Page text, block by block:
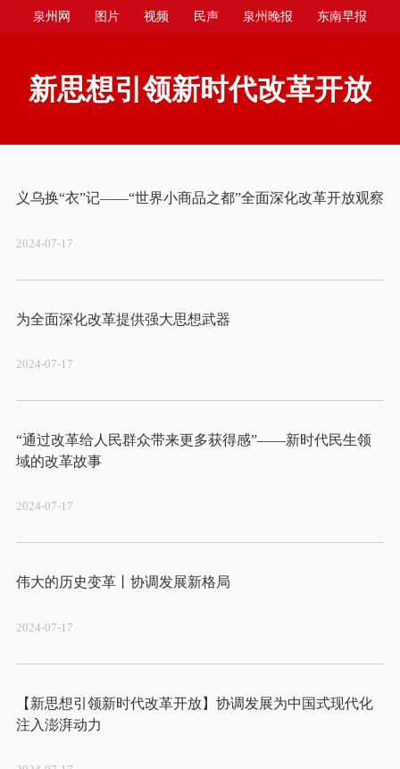
泉州网 图片 视频 民声 泉州晚报 东南早报
新思想引领新时代改革开放
2024-07-17
2024-07-17
“通过改革给人民群众带来更多获得感”——新时代民生领
域的改革故事
2024-07-17
2024-07-17
【新思想引领新时代改革开放】协调发展为中国式现代化